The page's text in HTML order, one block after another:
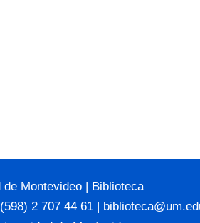
de Montevideo | Biblioteca
2 707 44 61 |